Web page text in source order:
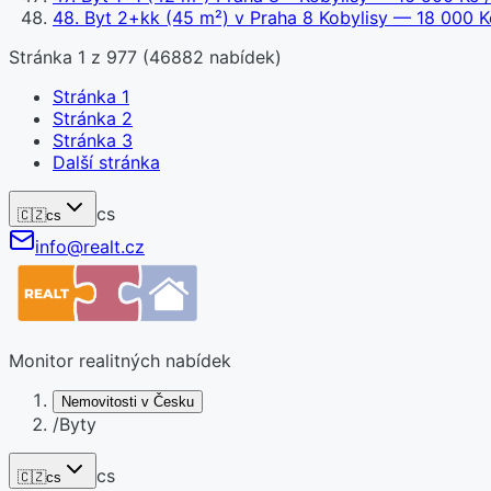
48. Byt 2+kk (45 m²) v Praha 8 Kobylisy — 18 000
Stránka 1 z 977 (46882 nabídek)
Stránka 1
Stránka 2
Stránka 3
Další stránka
🇨🇿cs
cs
info@realt.cz
Monitor realitných nabídek
Nemovitosti v Česku
/Byty
🇨🇿cs cs